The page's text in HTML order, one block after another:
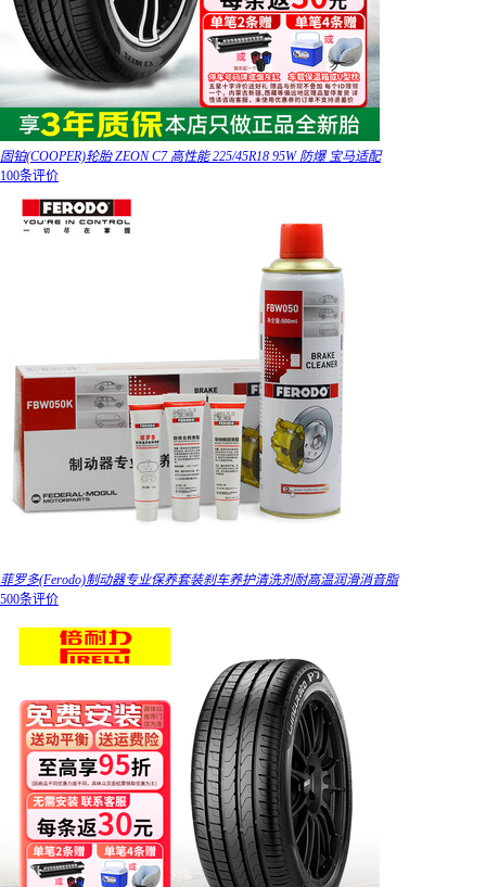
固铂(COOPER)轮胎 ZEON C7 高性能 225/45R18 95W 防爆 宝马适配
100条评价
菲罗多(Ferodo)制动器专业保养套装刹车养护清洗剂耐高温润滑消音脂
500条评价